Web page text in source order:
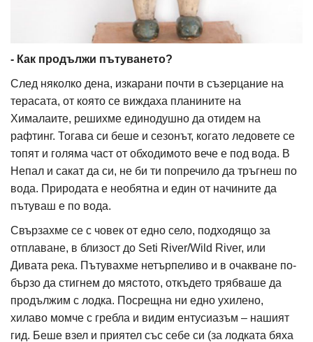
- Как продължи пътуването?
След няколко дена, изкарани почти в съзерцание на
терасата, от която се виждаха планините на
Хималаите, решихме единодушно да отидем на
рафтинг. Тогава си беше и сезонът, когато ледовете се
топят и голяма част от обходимото вече е под вода. В
Непал и сакат да си, не би ти попречило да тръгнеш по
вода. Природата е необятна и един от начините да
пътуваш е по вода.
Свързахме се с човек от едно село, подходящо за
отплаване, в близост до Seti River/Wild River, или
Дивата река. Пътувахме нетърпеливо и в очакване по-
бързо да стигнем до мястото, откъдето трябваше да
продължим с лодка. Посрещна ни едно ухилено,
хилаво момче с гребла и видим ентусиазъм – нашият
гид. Беше взел и приятел със себе си (за лодката бяха